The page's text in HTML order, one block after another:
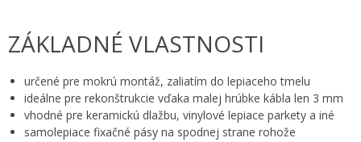
ZÁKLADNÉ VLASTNOSTI
určené pre mokrú montáž, zaliatím do lepiaceho tmelu
ideálne pre rekonštrukcie vďaka malej hrúbke kábla len 3 mm
vhodné pre keramickú dlažbu, vinylové lepiace parkety a iné
samolepiace fixačné pásy na spodnej strane rohože